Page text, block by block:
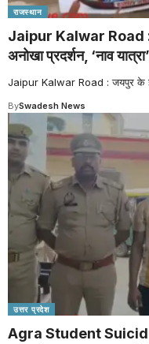
राजस्थान
Jaipur Kalwar Road :
अनोखा प्रदर्शन, ‘नाव
Jaipur Kalwar Road : जयपुर के
BySwadesh News
उत्तर प्रदेश
Agra Student Suicide: